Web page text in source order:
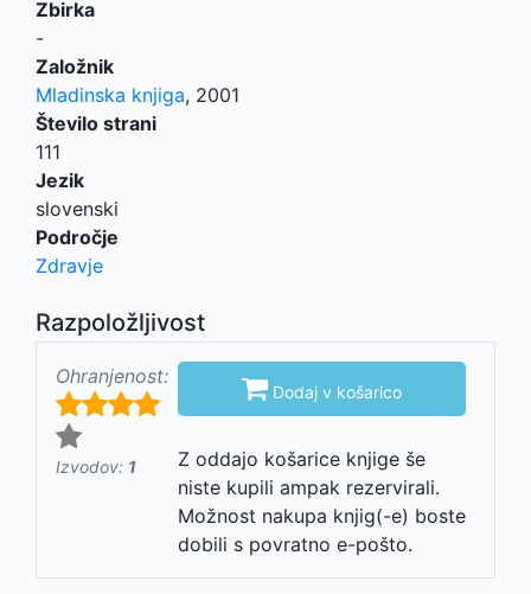
Zbirka
-
Založnik
Mladinska knjiga, 2001
Število strani
111
Jezik
slovenski
Področje
Zdravje
Razpoložljivost
Ohranjenost:
Izvodov: 1
 Dodaj v košarico
Z oddajo košarice knjige še
niste kupili ampak rezervirali.
Možnost nakupa knjig(-e) boste
dobili s povratno e-pošto.